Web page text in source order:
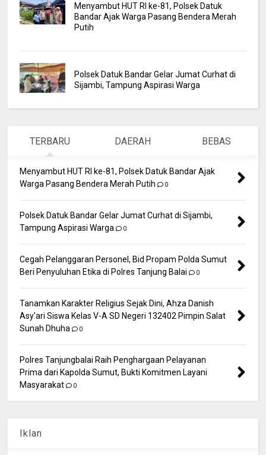
Menyambut HUT RI ke-81, Polsek Datuk
Bandar Ajak Warga Pasang Bendera Merah
Putih
Polsek Datuk Bandar Gelar Jumat Curhat di
Sijambi, Tampung Aspirasi Warga
TERBARU DAERAH BEBAS
Menyambut HUT RI ke-81, Polsek Datuk Bandar Ajak
Warga Pasang Bendera Merah Putih
0
Polsek Datuk Bandar Gelar Jumat Curhat di Sijambi,
Tampung Aspirasi Warga
0
Cegah Pelanggaran Personel, Bid Propam Polda Sumut
Beri Penyuluhan Etika di Polres Tanjung Balai
0
Tanamkan Karakter Religius Sejak Dini, Ahza Danish
Asy'ari Siswa Kelas V-A SD Negeri 132402 Pimpin Salat
Sunah Dhuha
0
Polres Tanjungbalai Raih Penghargaan Pelayanan
Prima dari Kapolda Sumut, Bukti Komitmen Layani
Masyarakat
0
Iklan